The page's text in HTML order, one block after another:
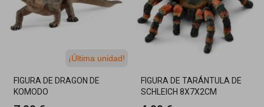
¡Última unidad!
FIGURA DE DRAGON DE
KOMODO
FIGURA DE TARÁNTULA DE
SCHLEICH 8X7X2CM